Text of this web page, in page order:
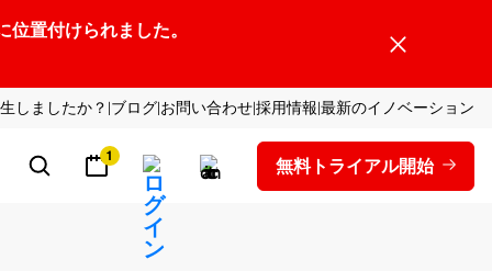
置付けられました。
しましたか？ ブログ お問い合わせ採用情報 最新のイノベーション
1 無料トライアル開始